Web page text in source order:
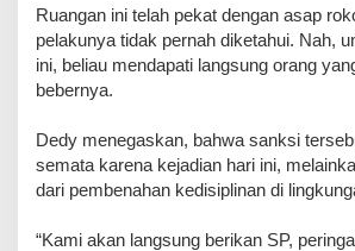
Ruangan ini telah pekat dengan asap
pelakunya tidak pernah diketahui. Nah,
ini, beliau mendapati langsung orang
bebernya.
‎Dedy menegaskan, bahwa sanksi
semata karena kejadian hari ini,
dari pembenahan kedisiplinan di
‎“Kami akan langsung berikan SP,